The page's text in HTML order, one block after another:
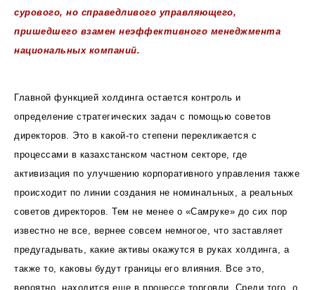
сурового, но справедливого управляющего,
пришедшего взамен неэффективного менеджмента
национальных компаний.
Главной функцией холдинга остается контроль и
определение стратегических задач с помощью советов
директоров. Это в какой-то степени перекликается с
процессами в казахстанском частном секторе, где
активизация по улучшению корпоративного управления также
происходит по линии создания не номинальных, а реальных
советов директоров. Тем не менее о «Самруке» до сих пор
известно не все, вернее совсем немногое, что заставляет
предугадывать, какие активы окажутся в руках холдинга, а
также то, каковы будут границы его влияния. Все это,
вероятно, находится еще в процессе торговли. Среди того, о